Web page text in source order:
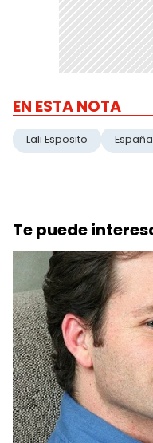
EN ESTA NOTA
Lali Esposito España